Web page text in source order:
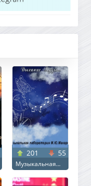
201 55
Музыкальная...